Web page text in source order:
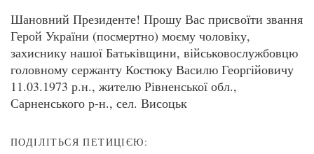
Шановний Президенте! Прошу Вас присвоїти звання
Герой України (посмертно) моєму чоловіку,
захиснику нашої Батьківщини, військовослужбовцю
головному сержанту Костюку Василю Георгійовичу
11.03.1973 р.н., жителю Рівненської обл.,
Сарненського р-н., сел. Висоцьк
ПОДІЛІТЬСЯ ПЕТИЦІЄЮ: